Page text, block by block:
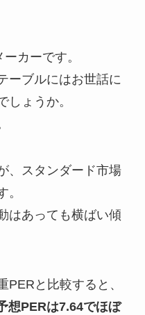
カーです。
ーブルにはお世話に
しょうか。
、スタンダード市場
。
はあっても横ばい傾
PERと比較すると、
想PERは7.64でほぼ